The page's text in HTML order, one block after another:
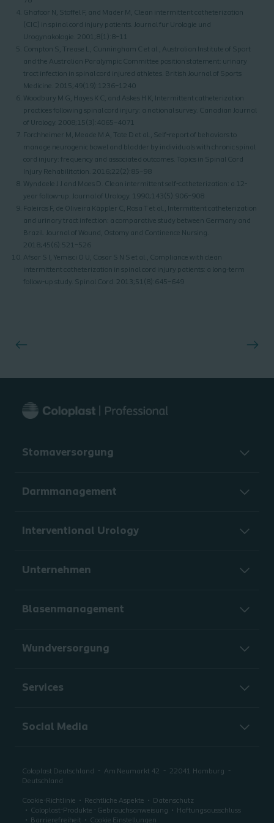
Ghafoor N, Stoffel F, and Mader M, Clean intermittent catheterization
(CIC) in spinal cord injury patients. Journal fur Urologie und
Urogynakologie. 2001;8(1):8–11
Compton S, Trease L, Cunningham C et al., Australian Institute of Sport
and the Australian Paralympic Committee position statement: urinary
tract infection in spinal cord injured athletes. British Journal of Sports
Medicine. 2015;49(19):1236–1240
Woodbury M G, Hayes K C, and Askes H K, Intermittent catheterization
practices following spinal cord injury: a national survey. Canadian Journal
of Urology. 2008;15(3):4065–4071
Forchheimer M, Meade M A, Tate D et al., Self-report of behaviors to
manage neurogenic bowel and bladder by individuals with chronic spinal
cord injury: frequency and associated outcomes. Topics in Spinal Cord
Injury Rehabilitation. 2016;22(2):85–98
Wyndaele J J and Maes D. Clean intermittent self-catheterization: a 12-
year follow-up. Journal of Urology. 1990;143(5):906–908
Faleiros F, de Oliveira Käppler C, Rosa T et al., Intermittent catheterization
and urinary tract infection: a comparative study between Germany and
Brazil. Journal of Wound, Ostomy and Continence Nursing.
2018;45(6):521–526
Afsar S I, Yemisci O U, Cosar S N S et al., Compliance with clean
intermittent catheterization in spinal cord injury patients: a long-term
follow-up study. Spinal Cord. 2013;51(8):645–649
Stomaversorgung
Darmmanagement
Interventional Urology
Unternehmen
Blasenmanagement
Wundversorgung
Services
Social Media
Coloplast Deutschland Am Neumarkt 42 22041 Hamburg
Deutschland
Cookie-Richtlinie Rechtliche Aspekte
Datenschutz
Coloplast-Produkte - Gebrauchsanweisung
Haftungsausschluss
Barrierefreiheit
Cookie Einstellungen